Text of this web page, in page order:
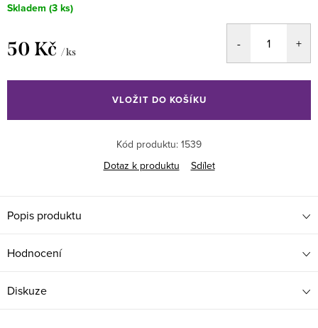
Skladem (3 ks)
50 Kč / ks
cena:
VLOŽIT DO KOŠÍKU
Kód produktu: 1539
Dotaz k produktu
Sdílet
Popis produktu
Hodnocení
Diskuze